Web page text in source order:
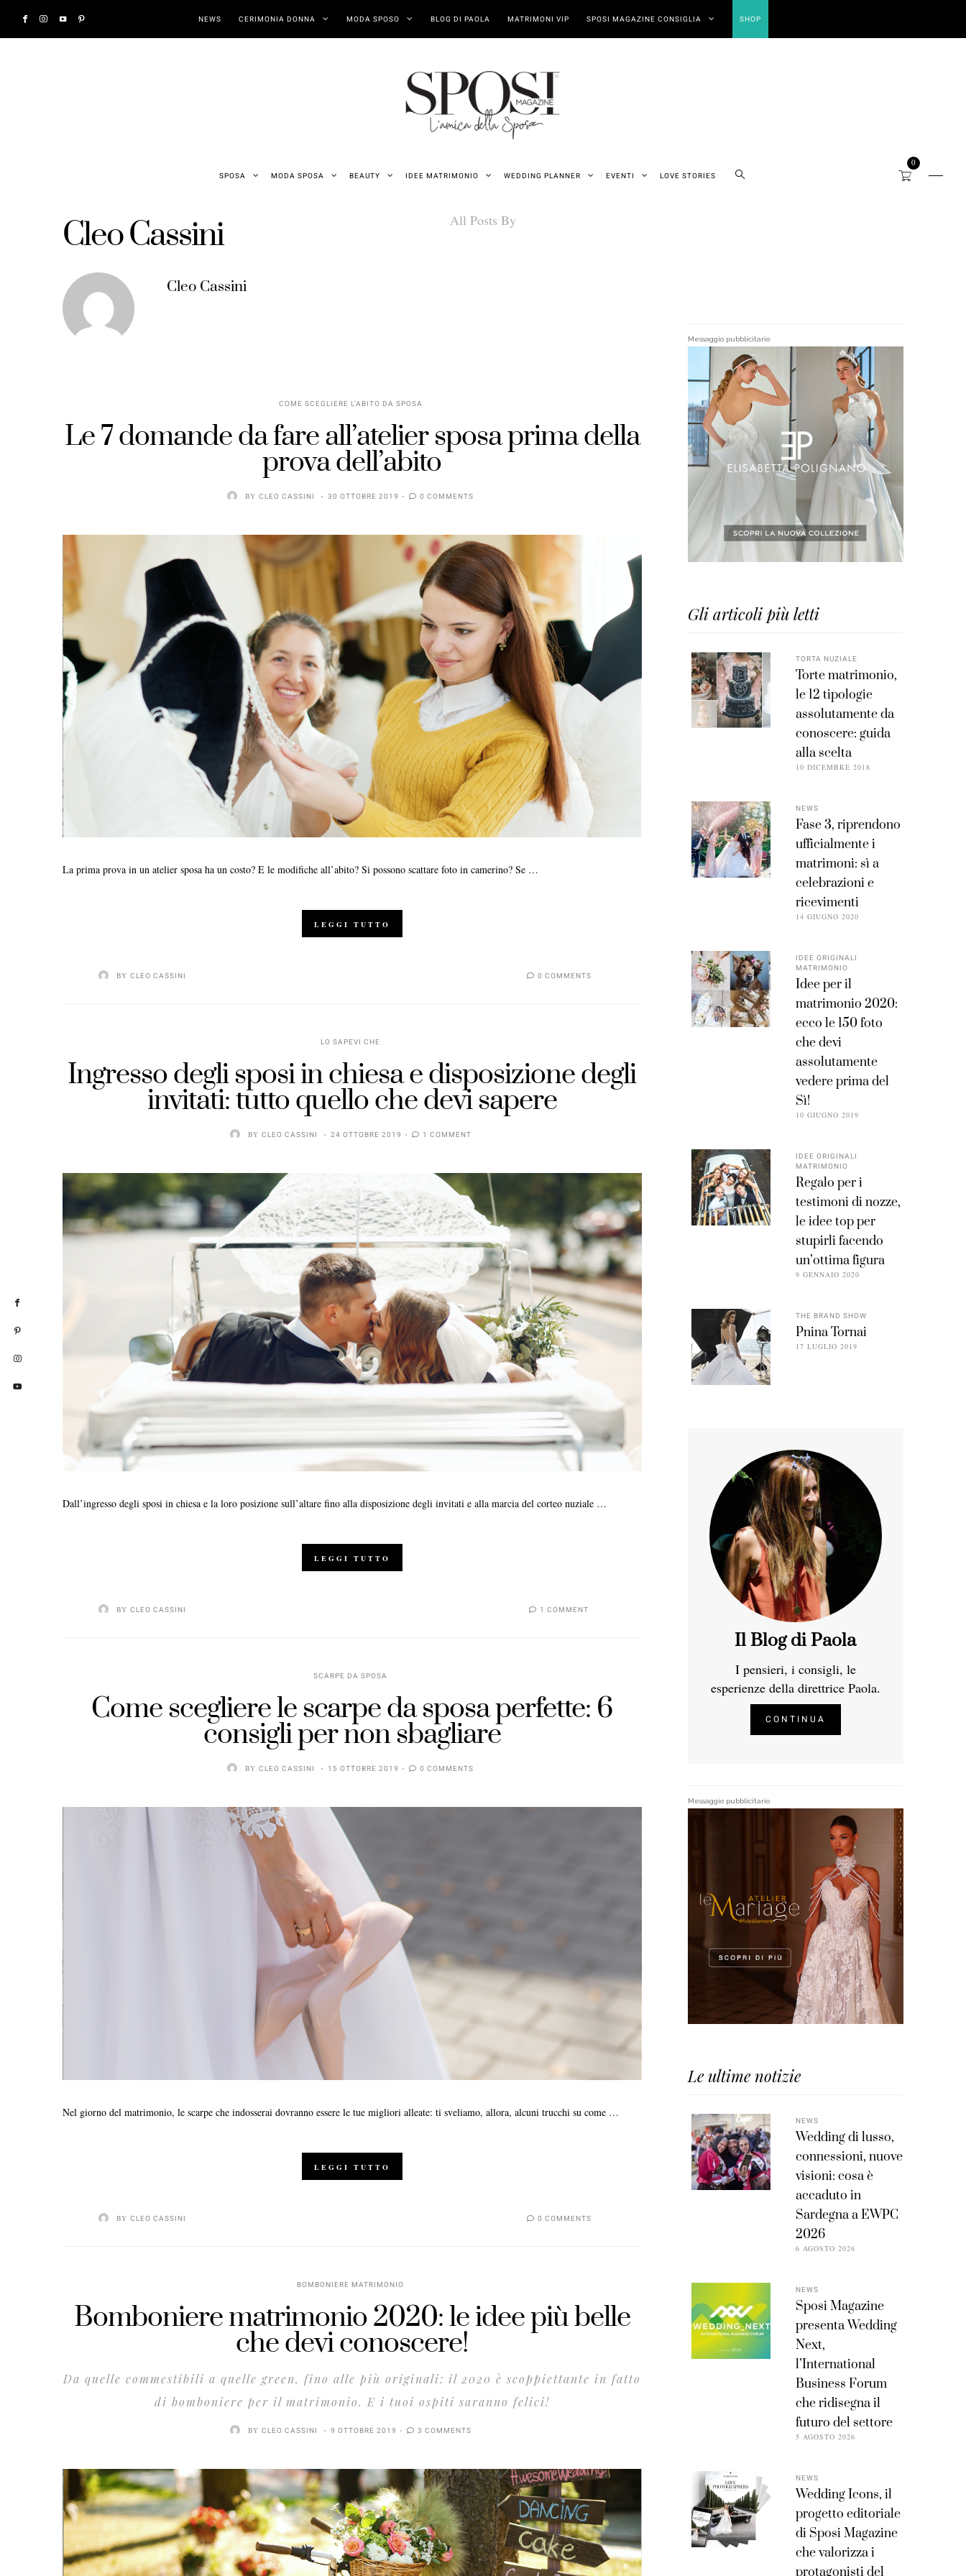
NEWS CERIMONIA DONNA MODA SPOSO BLOG DI PAOLA MATRIMONI VIP SPOSI MAGAZINE CONSIGLIA SHOP
SPOSA MODA SPOSA BEAUTY IDEE MATRIMONIO WEDDING PLANNER EVENTI LOVE STORIES
0
All Posts By
Cleo Cassini
Cleo Cassini
COME SCEGLIERE L'ABITO DA SPOSA
Le 7 domande da fare all’atelier sposa prima della
prova dell’abito
BYCLEO CASSINI 30 OTTOBRE 2019 0 COMMENTS
La prima prova in un atelier sposa ha un costo? E le modifiche all’abito? Si possono scattare foto in camerino? Se …
LEGGI TUTTO
BY CLEO CASSINI 0 COMMENTS
LO SAPEVI CHE
Ingresso degli sposi in chiesa e disposizione degli
invitati: tutto quello che devi sapere
BY CLEO CASSINI 24 OTTOBRE 2019 1 COMMENT
Dall’ingresso degli sposi in chiesa e la loro posizione sull’altare fino alla disposizione degli invitati e alla marcia del corteo nuziale …
LEGGI TUTTO
BY CLEO CASSINI 1 COMMENT
SCARPE DA SPOSA
Come scegliere le scarpe da sposa perfette: 6
consigli per non sbagliare
BYCLEO CASSINI 15 OTTOBRE 2019 0 COMMENTS
Nel giorno del matrimonio, le scarpe che indosserai dovranno essere le tue migliori alleate: ti sveliamo, allora, alcuni trucchi su come …
LEGGI TUTTO
BY CLEO CASSINI 0 COMMENTS
BOMBONIERE MATRIMONIO
Bomboniere matrimonio 2020: le idee più belle
che devi conoscere!
Da quelle commestibili a quelle green, fino alle più originali: il 2020 è scoppiettante in fatto
di bomboniere per il matrimonio. E i tuoi ospiti saranno felici!
BY CLEO CASSINI 9 OTTOBRE 2019 3 COMMENTS
Messaggio pubblicitario
Gli articoli più letti
TORTA NUZIALE
Torte matrimonio,
le 12 tipologie
assolutamente da
conoscere: guida
alla scelta
10 DICEMBRE 2018
NEWS
Fase 3, riprendono
ufficialmente i
matrimoni: sì a
celebrazioni e
ricevimenti
14 GIUGNO 2020
IDEE ORIGINALI
MATRIMONIO
Idee per il
matrimonio 2020:
ecco le 150 foto
che devi
assolutamente
vedere prima del
Sì!
10 GIUGNO 2019
IDEE ORIGINALI
MATRIMONIO
Regalo per i
testimoni di nozze,
le idee top per
stupirli facendo
un’ottima figura
9 GENNAIO 2020
THE BRAND SHOW
Pnina Tornai
17 LUGLIO 2019
Il Blog di Paola
I pensieri, i consigli, le
esperienze della direttrice Paola.
CONTINUA
Messaggio pubblicitario
Le ultime notizie
NEWS
Wedding di lusso,
connessioni, nuove
visioni: cosa è
accaduto in
Sardegna a EWPC
2026
6 AGOSTO 2026
NEWS
Sposi Magazine
presenta Wedding
Next,
l’International
Business Forum
che ridisegna il
futuro del settore
5 AGOSTO 2026
NEWS
Wedding Icons, il
progetto editoriale
di Sposi Magazine
che valorizza i
protagonisti del